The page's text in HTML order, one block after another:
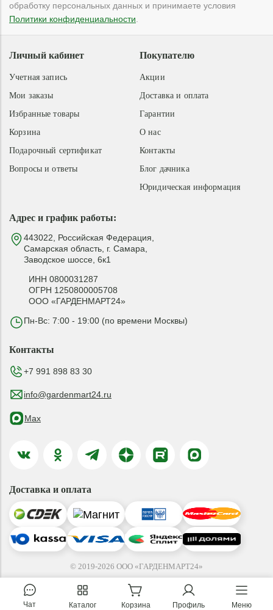
обработку персональных данных и принимаете условия
Политики конфиденциальности
Адрес и график работы:
443022, Российская Федерация,
Самарская область, г. Самара,
Заводское шоссе, 6к1
ИНН 0800031287
ОГРН 1250800005708
ООО «ГАРДЕНМАРТ24»
Пн-Вс: 7:00 - 19:00 (по времени Москвы)
Покупателю
Акции
Доставка и оплата
Гарантии
О нас
Контакты
Блог дачника
Юридическая информация
Личный кабинет
Учетная запись
Мои заказы
Избранные товары
Корзина
Подарочный сертификат
Вопросы и ответы
Контакты
+7 991 898 83 30
info@gardenmart24.ru
Max
Доставка и оплата
© 2019-2026 ООО «ГАРДЕНМАРТ24»
Чат Каталог Корзина Профиль Меню